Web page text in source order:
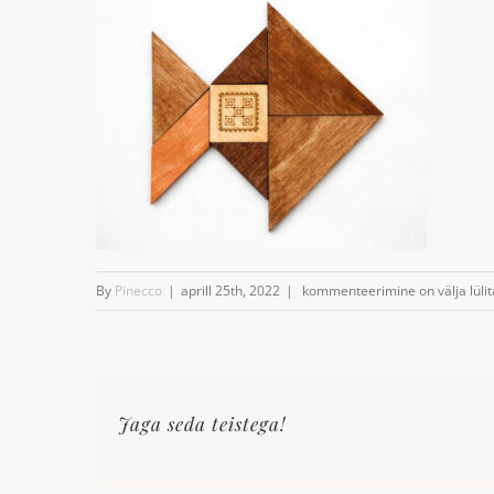
By Pinecco | aprill 25th, 2022 | kala
kommenteerimine on välja
Jaga seda teistega!